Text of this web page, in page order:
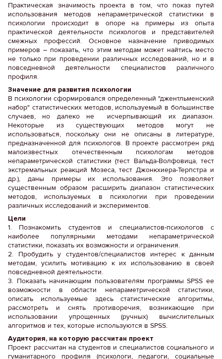
Практическая значимость проекта в том, что показ путей
использования методов непараметрической статистики в
психологии происходит в опоре на примеры из опыта
практической деятельности психологов и представителей
смежных профессий. Основное назначение приводимых
примеров – показать, что этим методам может найтись место
не только при проведении различных исследований, но и в
повседневной деятельности специалистов различного
профиля.
Значение для развития психологии
В психологии сформировался определенный "джентльменский
набор" статистических методов, используемый в большинстве
случаев, но далеко не исчерпывающий их диапазон.
Некоторые из существующих методов могут не
использоваться, поскольку они не описаны в литературе,
предназначенной для психологов. В проекте рассмотрен ряд
малоизвестных отечественным психологам методов
непараметрической статистики (тест Вальда-Волфовица, тест
экстремальных реакций Мозеса, тест Джонкхиера-Терпстра и
др.), даны примеры их использования. Это позволяет
существенным образом расширить диапазон статистических
методов, используемых в психологии при проведении
различных исследований и экспериментов.
Цели
1. Познакомить студентов и специалистов-психологов с
наиболее популярными методами непараметрической
статистики, показать их возможности и ограничения.
2. Пробудить у студентов/специалистов интерес к данным
методам, усилить мотивацию к их использованию в своей
повседневной деятельности.
3. Показать начинающим пользователям программы SPSS ее
возможности в области непараметрической статистики,
описать используемые здесь статистические алгоритмы,
рассмотреть и снять противоречия, возникающие при
использовании упрощенных (ручных) вычислительных
алгоритмов и тех, которые используются в SPSS.
Аудитория, на которую рассчитан проект
Проект рассчитан на студентов и специалистов социального и
гуманитарного профиля (психологи, педагоги, социальные